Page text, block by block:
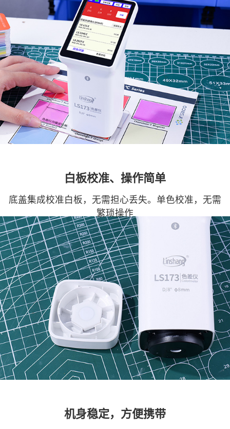
白板校准、操作简单
底盖集成校准白板，无需担心丢失。单色校准，无需
繁琐操作
机身稳定，方便携带